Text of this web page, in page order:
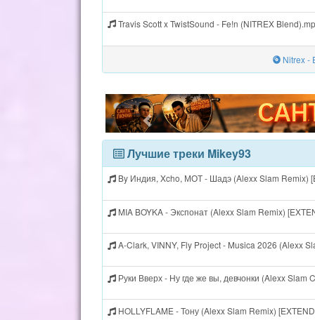
Travis Scott x TwistSound - Fe!n (NITREX
Nitrex -
Лучшие треки Mikey93
By Индия, Xcho, МОТ - Шадэ (Alexx Slam Remix)
MIA BOYKA - Экспонат (Alexx Slam Remix)
A-Clark, VINNY, Fly Project - Musica 2026 (Alexx
Руки Вверх - Ну где же вы, девчонки (Alexx Slam
HOLLYFLAME - Тону (Alexx Slam Remix)